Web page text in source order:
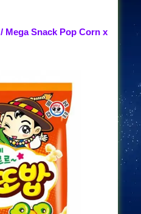
/ Mega Snack Pop Corn x